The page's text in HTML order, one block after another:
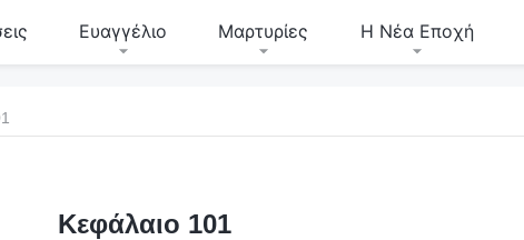
Ευαγγέλιο Μαρτυρίες Η Νέα Εποχή
Κεφάλαιο 101